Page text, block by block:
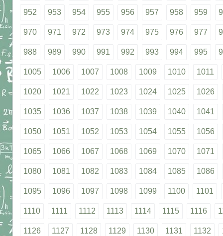
952 953 954 955 956 957 958 959
970 971 972 973 974 975 976 977
988 989 990 991 992 993 994 995
1005 1006 1007 1008 1009 1010 1011
1020 1021 1022 1023 1024 1025 1026
1035 1036 1037 1038 1039 1040 1041
1050 1051 1052 1053 1054 1055 1056
1065 1066 1067 1068 1069 1070 1071
1080 1081 1082 1083 1084 1085 1086
1095 1096 1097 1098 1099 1100 1101
1110 1111 1112 1113 1114 1115 1116
1126 1127 1128 1129 1130 1131 1132